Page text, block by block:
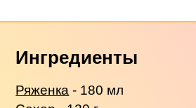
Ингредиенты
Ряженка - 180 мл